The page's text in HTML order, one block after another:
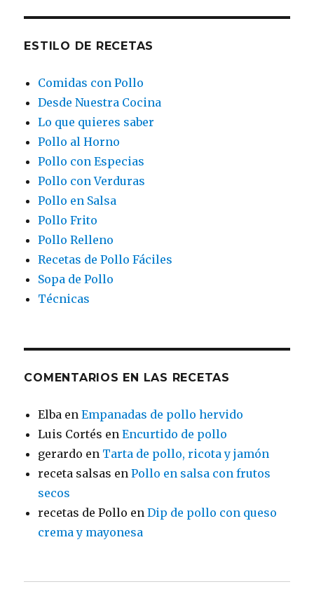
ESTILO DE RECETAS
Comidas con Pollo
Desde Nuestra Cocina
Lo que quieres saber
Pollo al Horno
Pollo con Especias
Pollo con Verduras
Pollo en Salsa
Pollo Frito
Pollo Relleno
Recetas de Pollo Fáciles
Sopa de Pollo
Técnicas
COMENTARIOS EN LAS RECETAS
Elba enEmpanadas de pollo hervido
Luis Cortés enEncurtido de pollo
gerardo en Tarta de pollo, ricota y jamón
receta salsas enPollo en salsa con frutos
secos
recetas de Pollo enDip de pollo con queso
crema y mayonesa